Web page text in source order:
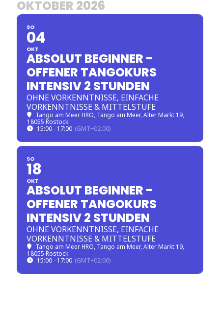
OKTOBER 2026
SO
04
OKT
ABSOLUT BEGINNER -
OFFENER TANGOKURS
INTENSIV 2 STUNDEN
OHNE VORKENNTNISSE, EINFACHE
VORKENNTNISSE & MITTELSTUFE
Tango am Meer HRO, Tango am Meer, Alter Markt 19,
18055 Rostock
15:00 - 17:00 (GMT+02:00)
SO
18
OKT
ABSOLUT BEGINNER -
OFFENER TANGOKURS
INTENSIV 2 STUNDEN
OHNE VORKENNTNISSE, EINFACHE
VORKENNTNISSE & MITTELSTUFE
Tango am Meer HRO, Tango am Meer, Alter Markt 19,
18055 Rostock
15:00 - 17:00 (GMT+02:00)